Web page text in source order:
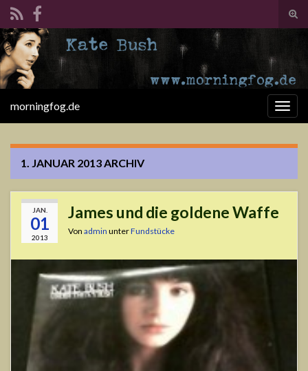
Search for:
morningfog.de
1. JANUAR 2013ARCHIV
JAN.
01
2013
James und die goldene Waffe
Von admin unterFundstücke